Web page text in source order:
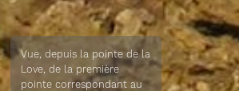
Vue, depuis la pointe de la
Love, de la première
pointe correspondant au